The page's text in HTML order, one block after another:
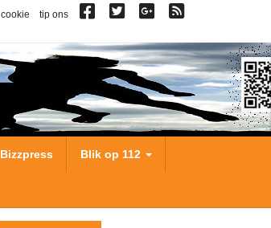
cookie tip ons
Bizzpress Blik op 112